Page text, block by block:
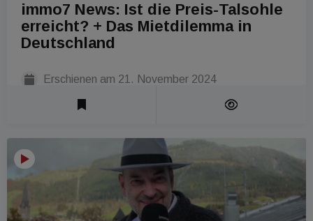
immo7 News: Ist die Preis-Talsohle
erreicht? + Das Mietdilemma in
Deutschland
Erschienen am 21. November 2024